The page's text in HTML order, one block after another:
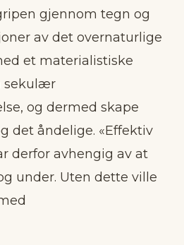
gjennom tegn og
av det overnaturlige
et materialistiske
sekulær
og dermed skape
det åndelige. «Effektiv
derfor avhengig av at
under. Uten dette ville